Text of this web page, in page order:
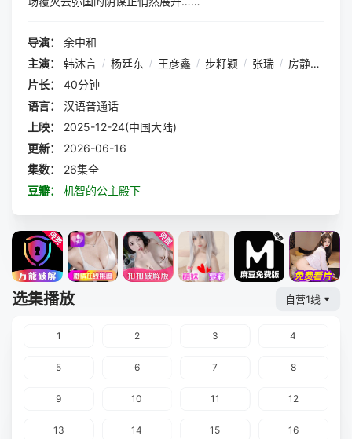
导演：
余中和
主演：
韩沐言 / 杨廷东 / 王彦鑫 / 步籽颖 / 张瑞 / 房静涵
片长：
40分钟
语言：
汉语普通话
上映：
2025-12-24(中国大陆)
更新：
2026-06-16
集数：
26集全
豆瓣：
机智的公主殿下
选集播放 自营1线
1 2 3 4
5 6 7 8
9 10 11 12
13 14 15 16